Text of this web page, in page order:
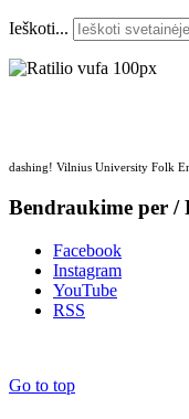
Ieškoti...
dashing! Vilnius University Folk
Bendraukime per /
Facebook
Instagram
YouTube
RSS
Go to top